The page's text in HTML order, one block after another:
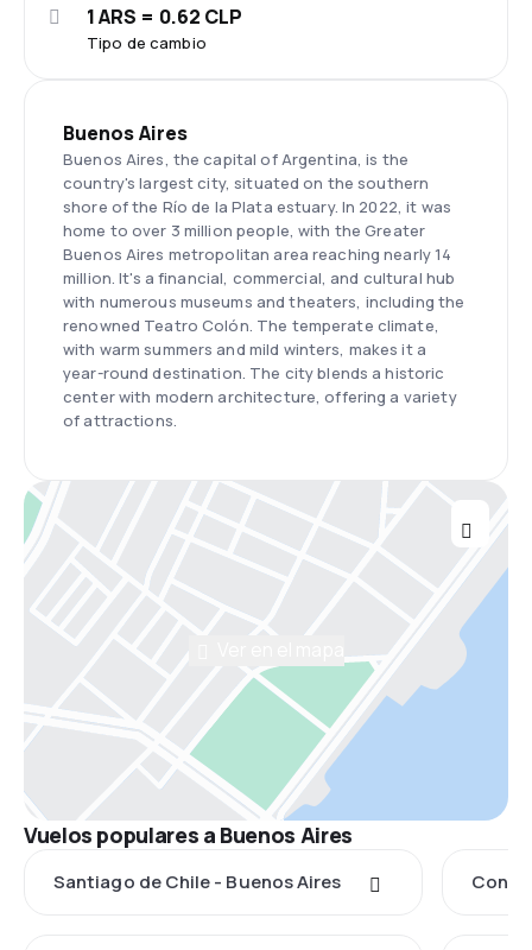
Tipo de cambio
1 ARS = 0.62 CLP
Buenos Aires
Buenos Aires, the capital of Argentina, is the
country's largest city, situated on the southern
shore of the Río de la Plata estuary. In 2022, it was
home to over 3 million people, with the Greater
Buenos Aires metropolitan area reaching nearly 14
million. It's a financial, commercial, and cultural hub
with numerous museums and theaters, including the
renowned Teatro Colón. The temperate climate,
with warm summers and mild winters, makes it a
year-round destination. The city blends a historic
center with modern architecture, offering a variety
of attractions.
Vuelos populares a Buenos Aires
Santiago de Chile - Buenos Aires